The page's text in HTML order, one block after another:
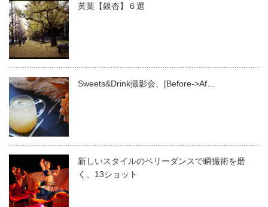
黃葉【銀杏】６選
Sweets&Drink撮影会、[Before->Af…
新しいスタイルのベリーダンスで瞬撮術を磨
く、13ショット